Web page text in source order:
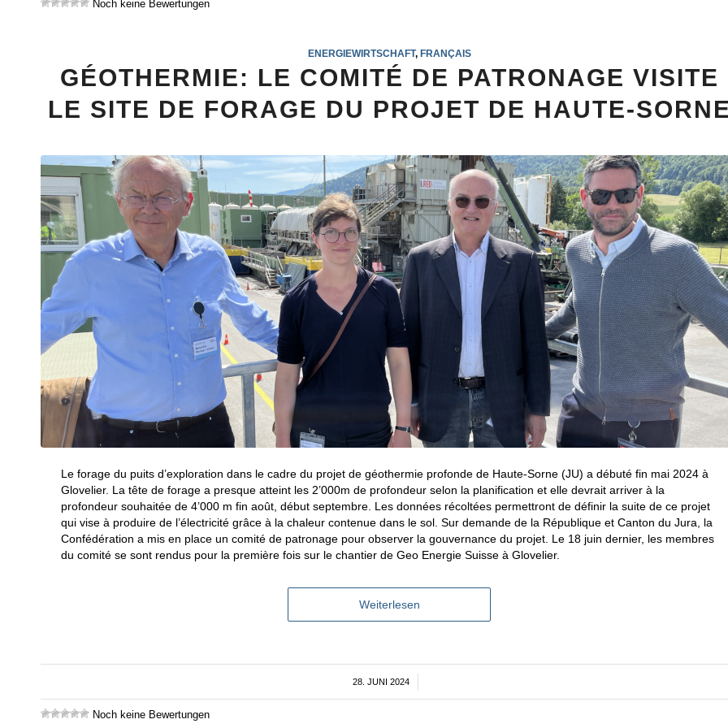
Noch keine Bewertungen
ENERGIEWIRTSCHAFT, FRANÇAIS
GÉOTHERMIE: LE COMITÉ DE PATRONAGE VISITE
LE SITE DE FORAGE DU PROJET DE HAUTE-
Le forage du puits d’exploration dans le cadre du projet de géothermie profonde de Haute-Sorne (JU) a débuté fin mai 2024 à
Glovelier. La tête de forage a presque atteint les 2’000m de profondeur selon la planification et elle devrait arriver à la
profondeur souhaitée de 4’000 m fin août, début septembre. Les données récoltées permettront de définir la suite de ce projet
qui vise à produire de l’électricité grâce à la chaleur contenue dans le sol. Sur demande de la République et Canton du Jura, la
Confédération a mis en place un comité de patronage pour observer la gouvernance du projet. Le 18 juin dernier, les membres
du comité se sont rendus pour la première fois sur le chantier de Geo Energie Suisse à Glovelier.
Weiterlesen
28. JUNI 2024
/
Noch keine Bewertungen